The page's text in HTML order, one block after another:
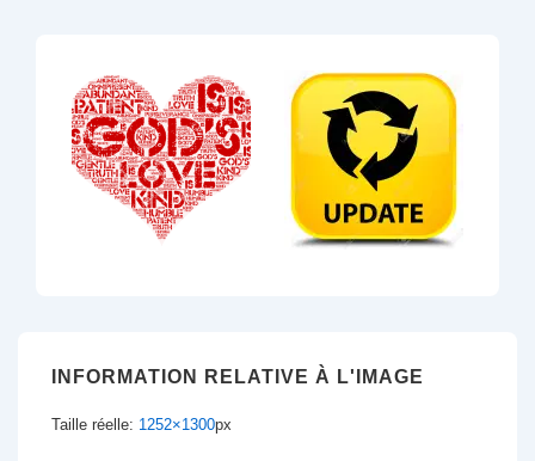
INFORMATION RELATIVE À L'IMAGE
Taille réelle: 1252×1300px